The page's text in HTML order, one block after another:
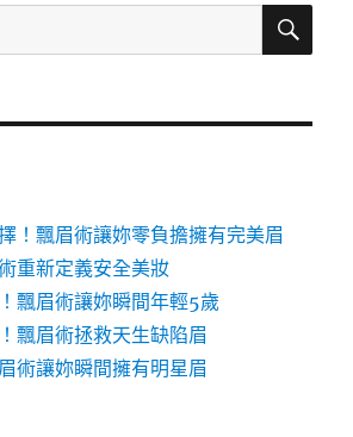
搜
！飄眉術讓妳零負擔擁有完美眉
重新定義安全美妝
飄眉術讓妳瞬間年輕5歲
飄眉術拯救天生缺陷眉
術讓妳瞬間擁有明星眉